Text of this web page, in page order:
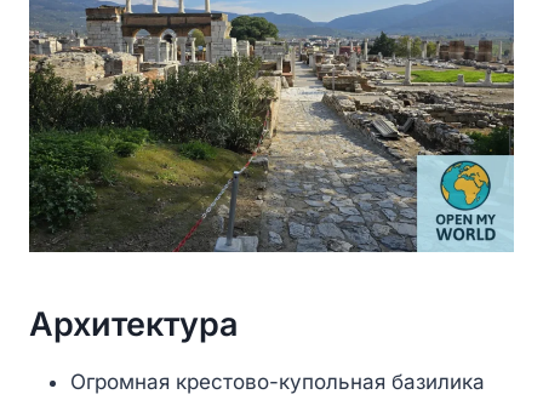
Архитектура
Огромная крестово-купольная базилика